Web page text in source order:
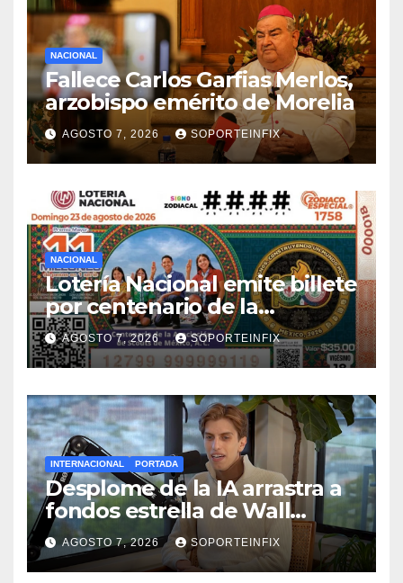
NACIONAL
Fallece Carlos Garfias Merlos,
arzobispo emérito de Morelia
AGOSTO 7, 2026 SOPORTEINFIX
NACIONAL
Lotería Nacional emite billete
por centenario de la
Asociación de Scouts en
México
AGOSTO 7, 2026 SOPORTEINFIX
INTERNACIONAL PORTADA
Desplome de la IA arrastra a
fondos estrella de Wall
Street
AGOSTO 7, 2026 SOPORTEINFIX